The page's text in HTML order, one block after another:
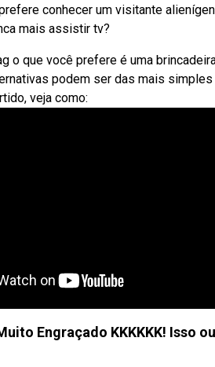
conhecer um visitante
mais assistir tv?
o que você prefere é uma
podem ser das mais
veja como:
Engraçado KKKKKK! Isso